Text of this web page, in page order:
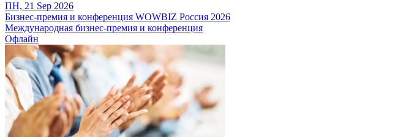
ПН, 21 Sep 2026
Бизнес-премия и конференция WOWBIZ Россия 2026
Международная бизнес-премия и конференция
Офлайн